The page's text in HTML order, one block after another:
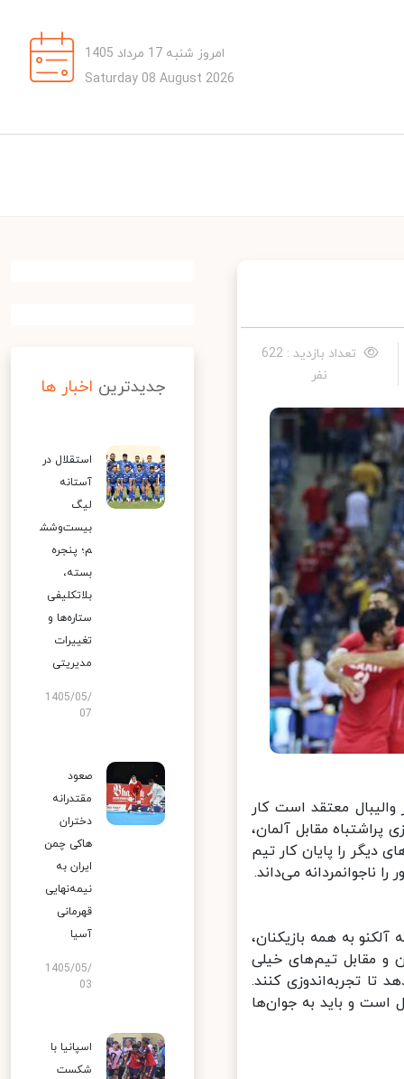
امروز شنبه 17 مرداد 1405
Saturday 08 August 2026
تعداد بازدید : 622
نفر
معتقد است کار
مقابل آلمان،
را پایان کار تیم
می‌داند.
به همه بازیکنان،
مقابل تیم‌های خیلی
تجربه‌اندوزی کنند.
است و باید به جوان‌ها
جدیدترین اخبار ها
استقلال در
آستانه
لیگ
بیست‌وشش
م؛ پنجره
بسته،
بلاتکلیفی
ستاره‌ها و
تغییرات
مدیریتی
1405/05/
07
صعود
مقتدرانه
دختران
هاکی چمن
ایران به
نیمه‌نهایی
قهرمانی
آسیا
1405/05/
03
اسپانیا با
شکست